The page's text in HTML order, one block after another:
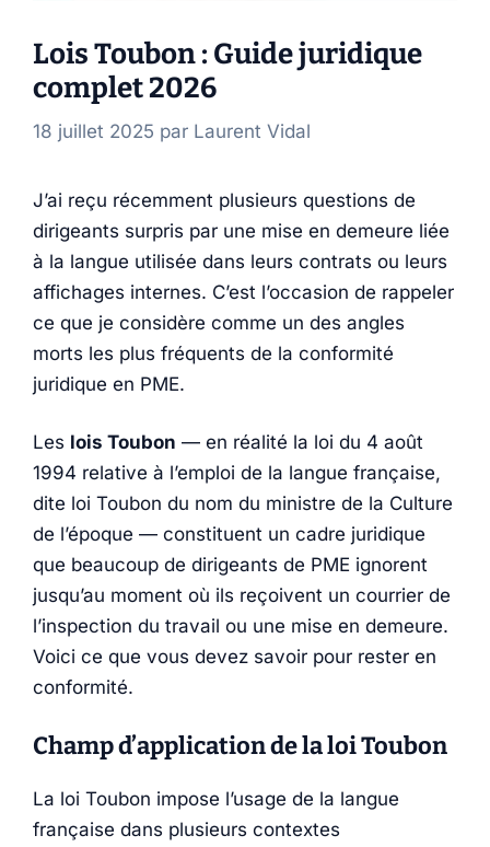
Lois Toubon : Guide juridique
complet 2026
18 juillet 2025 par Laurent Vidal
J’ai reçu récemment plusieurs questions de
dirigeants surpris par une mise en demeure liée
à la langue utilisée dans leurs contrats ou leurs
affichages internes. C’est l’occasion de rappeler
ce que je considère comme un des angles
morts les plus fréquents de la conformité
juridique en PME.
Les lois Toubon — en réalité la loi du 4 août
1994 relative à l’emploi de la langue française,
dite loi Toubon du nom du ministre de la Culture
de l’époque — constituent un cadre juridique
que beaucoup de dirigeants de PME ignorent
jusqu’au moment où ils reçoivent un courrier de
l’inspection du travail ou une mise en demeure.
Voici ce que vous devez savoir pour rester en
conformité.
Champ d’application de la loi Toubon
La loi Toubon impose l’usage de la langue
française dans plusieurs contextes